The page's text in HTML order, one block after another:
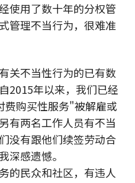
使用了数十年的分权管
管理不当行为，很难准
关不当性行为的已有数
2015年以来，我们已经
购买性服务"被解雇或
有两名工作人员有不当
没有跟他们续签劳动合
深感遗憾。
的民众和社区，有违人